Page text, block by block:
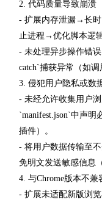
2. 代码质量导致崩溃
- 扩展内存泄漏→长
止进程→优化脚本逻
- 未处理异步操作错
catch`捕获异常（如调
3. 侵犯用户隐私或数
- 未经允许收集用户
`manifest.json`中声
插件）。
- 将用户数据传输至
免明文发送敏感信息
4. 与Chrome版本不兼
- 扩展未适配新版浏